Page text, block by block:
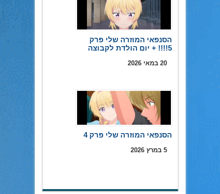
הסנפאי המוזרה שלי פרק
5!!!! + יום הולדת לקבוצה
20 במאי 2026
הסנפאי המוזרה שלי פרק 4
5 במרץ 2026